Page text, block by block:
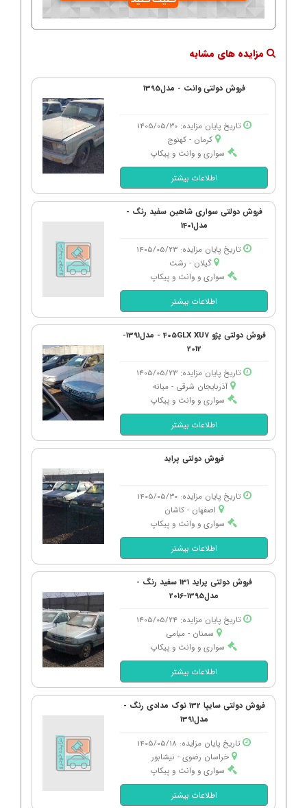
مزایده های مشابه
فروش دولتی وانت - مدل1395
تاریخ پایان مزایده: 1405/05/30
کرمان - كهنوج
سواری و وانت و پیکاپ
اطلاعات بیشتر
فروش دولتی سواری شاهین سفید رنگ -
مدل1401
تاریخ پایان مزایده: 1405/05/23
گیلان - رشت
سواری و وانت و پیکاپ
اطلاعات بیشتر
فروش دولتی پژو 405GLX XU7 - مدل1391-
2012
تاریخ پایان مزایده: 1405/05/23
آذربایجان شرقی - میانه
سواری و وانت و پیکاپ
اطلاعات بیشتر
فروش دولتی پراید
تاریخ پایان مزایده: 1405/05/30
اصفهان - كاشان
سواری و وانت و پیکاپ
اطلاعات بیشتر
فروش دولتی پراید 131 سفید رنگ -
مدل1395-2016
تاریخ پایان مزایده: 1405/05/24
سمنان - میامی
سواری و وانت و پیکاپ
اطلاعات بیشتر
فروش دولتی سایپا 132 نوک مدادی رنگ -
مدل1391
تاریخ پایان مزایده: 1405/05/18
خراسان رضوی - نیشابور
سواری و وانت و پیکاپ
اطلاعات بیشتر